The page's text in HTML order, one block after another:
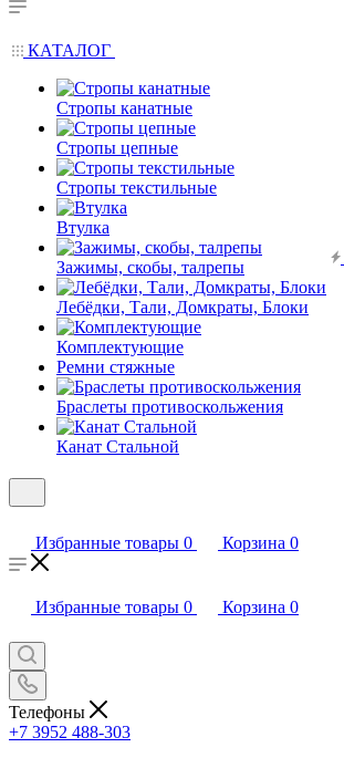
КАТАЛОГ
Стропы канатные
Стропы цепные
Стропы текстильные
Втулка
Зажимы, скобы, талрепы
Лебёдки, Тали, Домкраты, Блоки
Комплектующие
Ремни стяжные
Браслеты противоскольжения
Канат Стальной
Избранные товары 0 Корзина 0
Избранные товары 0 Корзина 0
Телефоны
+7 3952 488-303